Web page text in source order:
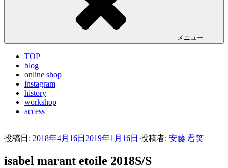
メニュー
TOP
blog
online shop
instagram
history
workshop
access
投稿日: 2018年4月16日 2019年1月16日 投稿者: 安藤 君笑
isabel marant etoile 2018S/S